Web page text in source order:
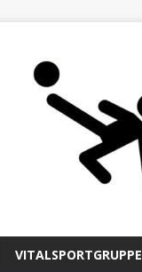
VITALSPORTGRUPPE